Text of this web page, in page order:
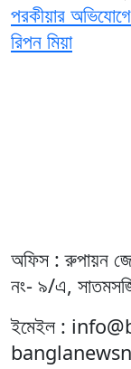
পরকীয়ার
রিপন মিয়া
অফিস : রুপায়ন
নং- ৯/এ,
ইমেইল :